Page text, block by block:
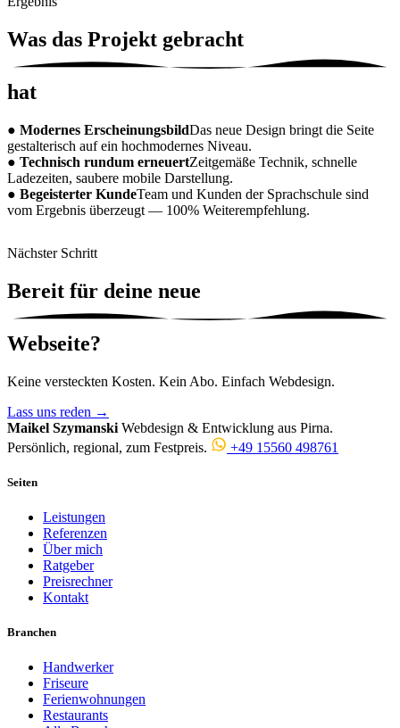
Was das Projekt gebracht
hat
● Modernes ErscheinungsbildDas neue Design bringt die Seite
gestalterisch auf ein hochmodernes Niveau.
● Technisch rundum erneuertZeitgemäße Technik, schnelle
Ladezeiten, saubere mobile Darstellung.
● Begeisterter KundeTeam und Kunden der Sprachschule sind
vom Ergebnis überzeugt — 100% Weiterempfehlung.
Nächster Schritt
Bereit für deine neue
Webseite?
Keine versteckten Kosten. Kein Abo. Einfach Webdesign.
Lass uns reden →
Maikel Szymanski Webdesign & Entwicklung aus Pirna.
Persönlich, regional, zum Festpreis.
+49 15560 498761
Seiten
Leistungen
Referenzen
Über mich
Ratgeber
Preisrechner
Kontakt
Branchen
Handwerker
Friseure
Ferienwohnungen
Restaurants